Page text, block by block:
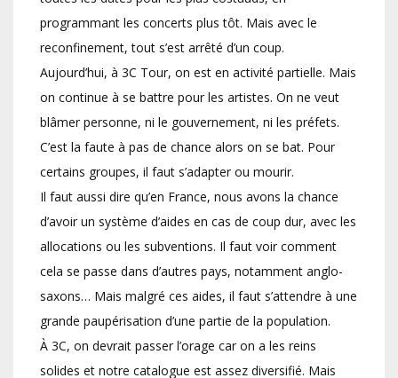
programmant les concerts plus tôt. Mais avec le
reconfinement, tout s’est arrêté d’un coup.
Aujourd’hui, à 3C Tour, on est en activité partielle. Mais
on continue à se battre pour les artistes. On ne veut
blâmer personne, ni le gouvernement, ni les préfets.
C’est la faute à pas de chance alors on se bat. Pour
certains groupes, il faut s’adapter ou mourir.
Il faut aussi dire qu’en France, nous avons la chance
d’avoir un système d’aides en cas de coup dur, avec les
allocations ou les subventions. Il faut voir comment
cela se passe dans d’autres pays, notamment anglo-
saxons… Mais malgré ces aides, il faut s’attendre à une
grande paupérisation d’une partie de la population.
À 3C, on devrait passer l’orage car on a les reins
solides et notre catalogue est assez diversifié. Mais